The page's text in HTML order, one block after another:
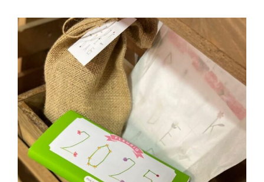
Klembord ➸ Later Als Ik Groot Ben